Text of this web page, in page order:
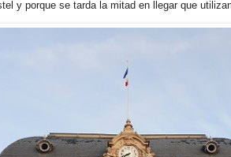
y porque se tarda la mitad en llegar que